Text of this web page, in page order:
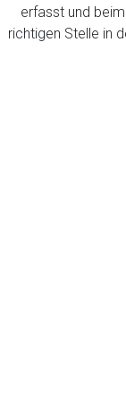
erfasst und
richtigen Stelle in